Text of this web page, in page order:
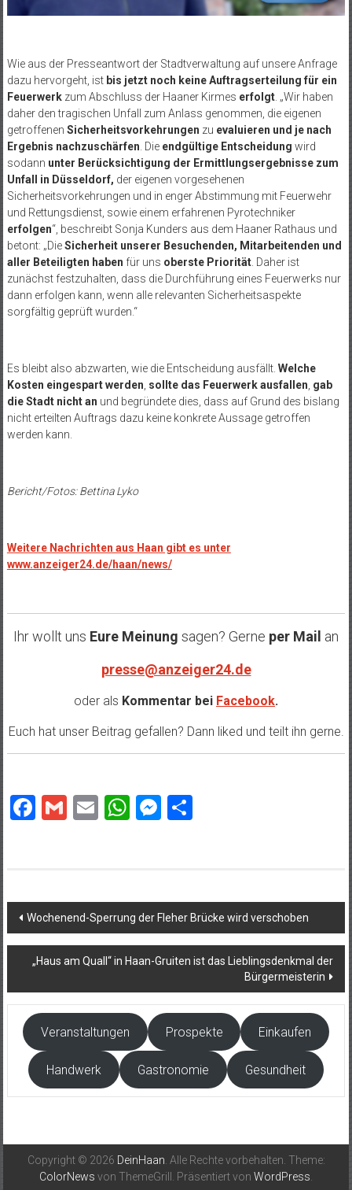
Wie aus der Presseantwort der Stadtverwaltung auf unsere Anfrage
dazu hervorgeht, ist bis jetzt noch keine Auftragserteilung für ein
Feuerwerkzum Abschluss der Haaner Kirmes erfolgt. „Wir haben
daher den tragischen Unfall zum Anlass genommen, die eigenen
getroffenen Sicherheitsvorkehrungen zu evaluieren und je nach
Ergebnis nachzuschärfen. Die endgültige Entscheidung wird
sodann unter Berücksichtigung der Ermittlungsergebnisse zum
Unfall in Düsseldorf, der eigenen vorgesehenen
Sicherheitsvorkehrungen und in enger Abstimmung mit Feuerwehr
und Rettungsdienst, sowie einem erfahrenen Pyrotechniker
erfolgen“, beschreibt Sonja Kunders aus dem Haaner Rathaus und
betont: „DieSicherheit unserer Besuchenden, Mitarbeitenden und
aller Beteiligten haben für uns oberste Priorität. Daher ist
zunächst festzuhalten, dass die Durchführung eines Feuerwerks nur
dann erfolgen kann, wenn alle relevanten Sicherheitsaspekte
sorgfältig geprüft wurden.“
Es bleibt also abzwarten, wie die Entscheidung ausfällt. Welche
Kosten eingespart werden, sollte das Feuerwerk ausfallen, gab
die Stadt nicht an und begründete dies, dass auf Grund des bislang
nicht erteilten Auftrags dazu keine konkrete Aussage getroffen
werden kann.
Bericht/Fotos: Bettina Lyko
Weitere Nachrichten aus Haan gibt es unter
www.anzeiger24.de/haan/news/
Ihr wollt uns Eure Meinung sagen? Gerne per Mail an
presse@anzeiger24.de
oder als Kommentar bei Facebook.
Euch hat unser Beitrag gefallen? Dann liked und teilt ihn gerne.
Facebook
GmailEmailWhatsApp
Messenger
Beitragsnavigation
Wochenend-Sperrung der Fleher Brücke wird verschoben
„Haus am Quall“ in Haan-Gruiten ist das Lieblingsdenkmal der
Bürgermeisterin
Veranstaltungen Prospekte Einkaufen
Handwerk Gastronomie Gesundheit
Copyright © 2026 DeinHaan. Alle Rechte vorbehalten. Theme:
ColorNews von ThemeGrill. Präsentiert von WordPress.